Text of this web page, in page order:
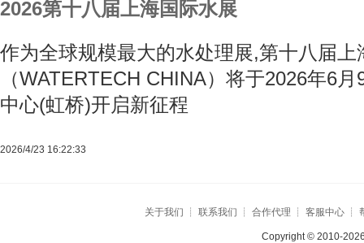
2026第十八届上海国际水展
作为全球规模最大的水处理展,第十八届上
（WATERTECH CHINA）将于2026年6
中心(虹桥)开启新征程
2026/4/23 16:22:33
关于我们 ┊联系我们 ┊合作代理 ┊客服中心 ┊
Copyright © 2010-